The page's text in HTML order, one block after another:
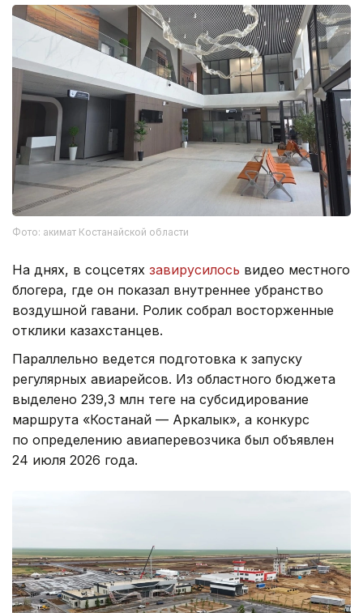
Фото: акимат Костанайской области
На днях, в соцсетях завирусилось видео местного
блогера, где он показал внутреннее убранство
воздушной гавани. Ролик собрал восторженные
отклики казахстанцев.
Параллельно ведется подготовка к запуску
регулярных авиарейсов. Из областного бюджета
выделено 239,3 млн теңге на субсидирование
маршрута «Костанай — Аркалык», а конкурс
по определению авиаперевозчика был объявлен
24 июля 2026 года.